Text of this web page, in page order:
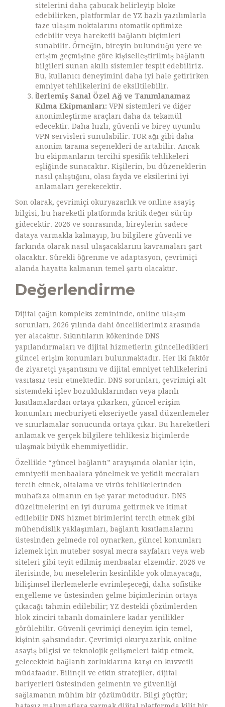
sitelerini daha çabucak belirleyip bloke
edebilirken, platformlar de YZ bazlı yazılımlarla
taze ulaşım noktalarını otomatik optimize
edebilir veya hareketli bağlantı biçimleri
sunabilir. Örneğin, bireyin bulunduğu yere ve
erişim geçmişine göre kişiselleştirilmiş bağlantı
bilgileri sunan akıllı sistemler tespit edebiliriz.
Bu, kullanıcı deneyimini daha iyi hale getirirken
emniyet tehlikelerini de eksiltilebilir.
İlerlemiş Sanal Özel Ağ ve Tanımlanamaz
Kılma Ekipmanları: VPN sistemleri ve diğer
anonimleştirme araçları daha da tekamül
edecektir. Daha hızlı, güvenli ve birey uyumlu
VPN servisleri sunulabilir. TOR ağı gibi daha
anonim tarama seçenekleri de artabilir. Ancak
bu ekipmanların tercihi spesifik tehlikeleri
eşliğinde sunacaktır. Kişilerin, bu düzeneklerin
nasıl çalıştığını, olası fayda ve eksilerini iyi
anlamaları gerekecektir.
Son olarak, çevrimiçi okuryazarlık ve online asayiş
bilgisi, bu hareketli platformda kritik değer sürüp
gidecektir. 2026 ve sonrasında, bireylerin sadece
dataya varmakla kalmayıp, bu bilgilere güvenli ve
farkında olarak nasıl ulaşacaklarını kavramaları şart
olacaktır. Sürekli öğrenme ve adaptasyon, çevrimiçi
alanda hayatta kalmanın temel şartı olacaktır.
Değerlendirme
Dijital çağın kompleks zemininde, online ulaşım
sorunları, 2026 yılında dahi önceliklerimiz arasında
yer alacaktır. Sıkıntıların kökeninde DNS
yapılandırmaları ve dijital hizmetlerin güncelledikleri
güncel erişim konumları bulunmaktadır. Her iki faktör
de ziyaretçi yaşantısını ve dijital emniyet tehlikelerini
vasıtasız tesir etmektedir. DNS sorunları, çevrimiçi alt
sistemdeki işlev bozukluklarından veya planlı
kısıtlamalardan ortaya çıkarken, güncel erişim
konumları mecburiyeti ekseriyetle yasal düzenlemeler
ve sınırlamalar sonucunda ortaya çıkar. Bu hareketleri
anlamak ve gerçek bilgilere tehlikesiz biçimlerde
ulaşmak büyük ehemmiyetlidir.
Özellikle “güncel bağlantı” arayışında olanlar için,
emniyetli menbaalara yönelmek ve yetkili mecraları
tercih etmek, oltalama ve virüs tehlikelerinden
muhafaza olmanın en işe yarar metodudur. DNS
düzeltmelerini en iyi duruma getirmek ve itimat
edilebilir DNS hizmet birimlerini tercih etmek gibi
mühendislik yaklaşımları, bağlantı kısıtlamalarını
üstesinden gelmede rol oynarken, güncel konumları
izlemek için muteber sosyal mecra sayfaları veya web
siteleri gibi teyit edilmiş menbaalar elzemdir. 2026 ve
ilerisinde, bu meselelerin kesinlikle yok olmayacağı,
bilişimsel ilerlemelerle evrimleşeceği, daha sofistike
engelleme ve üstesinden gelme biçimlerinin ortaya
çıkacağı tahmin edilebilir; YZ destekli çözümlerden
blok zinciri tabanlı domainlere kadar yenilikler
görülebilir. Güvenli çevrimiçi deneyim için temel,
kişinin şahsındadır. Çevrimiçi okuryazarlık, online
asayiş bilgisi ve teknolojik gelişmeleri takip etmek,
gelecekteki bağlantı zorluklarına karşı en kuvvetli
müdafaadır. Bilinçli ve etkin stratejiler, dijital
bariyerleri üstesinden gelmenin ve güvenliği
sağlamanın mühim bir çözümüdür. Bilgi güçtür;